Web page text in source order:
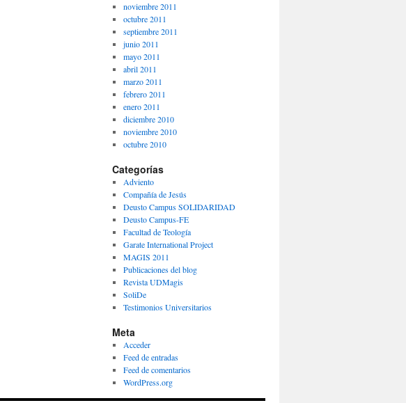
noviembre 2011
octubre 2011
septiembre 2011
junio 2011
mayo 2011
abril 2011
marzo 2011
febrero 2011
enero 2011
diciembre 2010
noviembre 2010
octubre 2010
Categorías
Adviento
Compañía de Jesús
Deusto Campus SOLIDARIDAD
Deusto Campus-FE
Facultad de Teología
Garate International Project
MAGIS 2011
Publicaciones del blog
Revista UDMagis
SoliDe
Testimonios Universitarios
Meta
Acceder
Feed de entradas
Feed de comentarios
WordPress.org